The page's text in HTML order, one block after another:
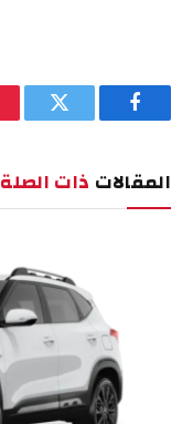
فيسبوك تويتر
المقالات ذات الصلة